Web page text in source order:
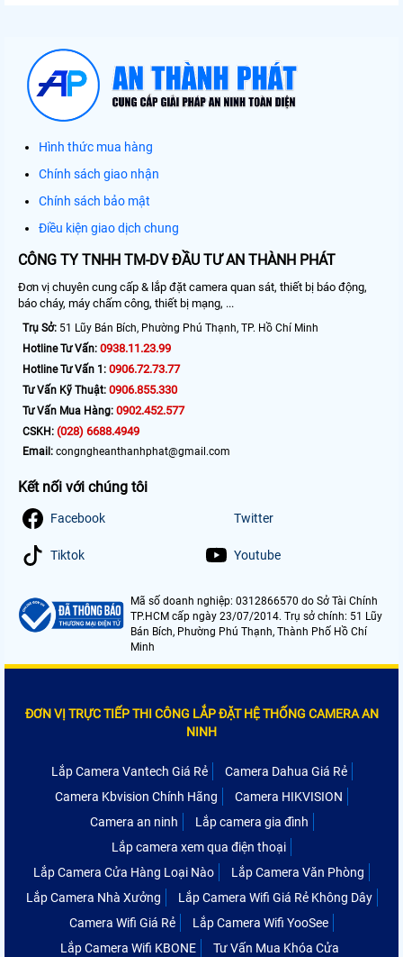
Hình thức mua hàng
Chính sách giao nhận
Chính sách bảo mật
Điều kiện giao dịch chung
CÔNG TY TNHH TM-DV ĐẦU TƯ AN THÀNH PHÁT
Đơn vị chuyên cung cấp & lắp đặt camera quan sát, thiết bị báo động,
báo cháy, máy chấm công, thiết bị mạng, ...
Trụ Sở: 51 Lũy Bán Bích, Phường Phú Thạnh, TP. Hồ Chí Minh
Hotline Tư Vấn: 0938.11.23.99
Hotline Tư Vấn 1: 0906.72.73.77
Tư Vấn Kỹ Thuật: 0906.855.330
Tư Vấn Mua Hàng: 0902.452.577
CSKH: (028) 6688.4949
Email: congngheanthanhphat@gmail.com
Kết nối với chúng tôi
Facebook Twitter
Tiktok Youtube
Mã số doanh nghiệp: 0312866570 do Sở Tài Chính
TP.HCM cấp ngày 23/07/2014. Trụ sở chính: 51 Lũy
Bán Bích, Phường Phú Thạnh, Thành Phố Hồ Chí
Minh
ĐƠN VỊ TRỰC TIẾP THI CÔNG LẮP ĐẶT HỆ THỐNG CAMERA AN
NINH
Lắp Camera Vantech Giá Rẻ
Camera Dahua Giá Rẻ
Camera Kbvision Chính Hãng
Camera HIKVISION
Camera an ninh
Lắp camera gia đình
Lắp camera xem qua điện thoại
Lắp Camera Cửa Hàng Loại Nào
Lắp Camera Văn Phòng
Lắp Camera Nhà Xưởng
Lắp Camera Wifi Giá Rẻ Không Dây
Camera Wifi Giá Rẻ
Lắp Camera Wifi YooSee
Lắp Camera Wifi KBONE
Tư Vấn Mua Khóa Cửa